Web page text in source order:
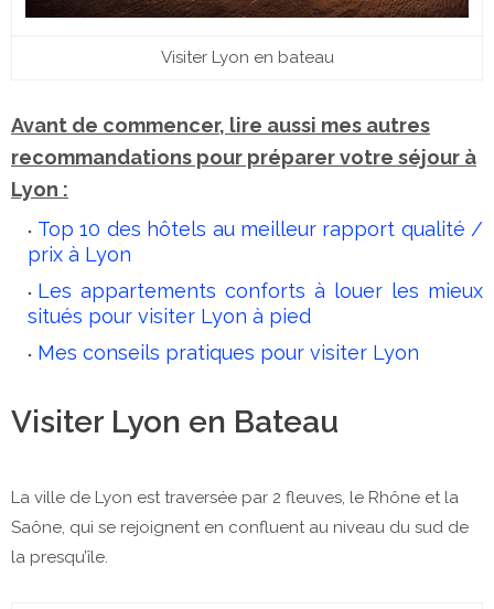
Visiter Lyon en bateau
Avant de commencer, lire aussi mes autres
recommandations pour préparer votre séjour à
Lyon :
Top 10 des hôtels au meilleur rapport qualité /
prix à Lyon
Les appartements conforts à louer les mieux
situés pour visiter Lyon à pied
Mes conseils pratiques pour visiter Lyon
Visiter Lyon en Bateau
La ville de Lyon est traversée par 2 fleuves, le Rhône et la
Saône, qui se rejoignent en confluent au niveau du sud de
la presqu’île.